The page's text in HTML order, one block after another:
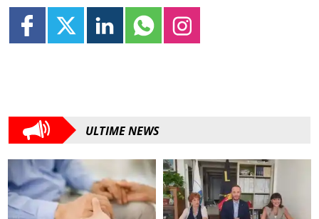
ULTIME NEWS